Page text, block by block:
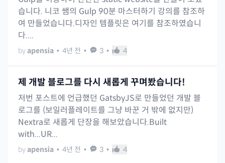
습니다. 니코 쌤의 Gulp 90분 마스터하기 강의를 참조하
여 만들었습니다.디자인 템플릿은 여기를 참조하였습니
다....
by apensia • 4년 전 • 3 • 4
제 개발 블로그를 다시 새롭게 꾸며봤습니다!
저번 포스트에 언급했던 GatsbyJS로 만들었던 개발 블
로그를 (보일러플레이트를 그냥 바꾼 거 밖에 없지만)
Nextra로 새롭게 단장을 해보았습니다.Built
with...UR...
by apensia • 4년 전 • 3 • 4